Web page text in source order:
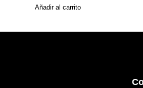
Añadir al carrito